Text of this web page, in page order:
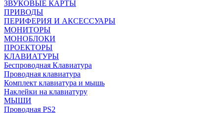
ЗВУКОВЫЕ КАРТЫ
ПРИВОДЫ
ПЕРИФЕРИЯ И АКСЕССУАРЫ
МОНИТОРЫ
МОНОБЛОКИ
ПРОЕКТОРЫ
КЛАВИАТУРЫ
Беспроводная Клавиатура
Проводная клавиатура
Комплект клавиатура и мышь
Наклейки на клавиатуру
МЫШИ
Проводная PS2